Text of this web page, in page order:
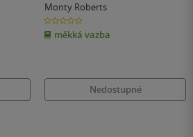
Monty Roberts
0.0
z
5
hvězdiček
měkká vazba
Nedostupné